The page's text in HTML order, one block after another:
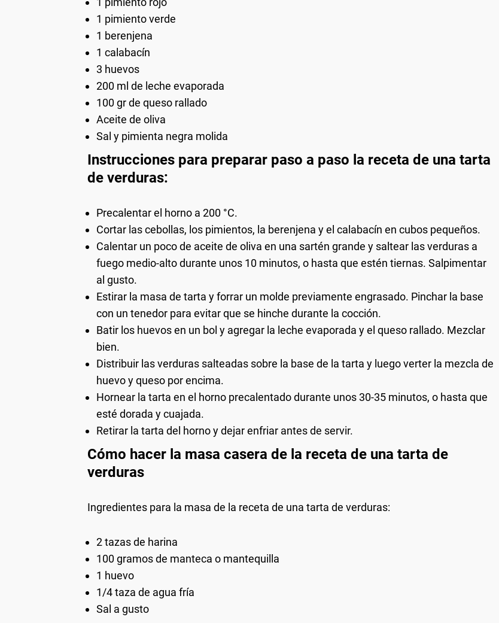
1 pimiento verde
1 berenjena
1 calabacín
3 huevos
200 ml de leche evaporada
100 gr de queso rallado
Aceite de oliva
Sal y pimienta negra molida
Instrucciones para preparar paso a paso la receta de una tarta
de verduras:
Precalentar el horno a 200 °C.
Cortar las cebollas, los pimientos, la berenjena y el calabacín en cubos pequeños.
Calentar un poco de aceite de oliva en una sartén grande y saltear las verduras a
fuego medio-alto durante unos 10 minutos, o hasta que estén tiernas. Salpimentar
al gusto.
Estirar la masa de tarta y forrar un molde previamente engrasado. Pinchar la base
con un tenedor para evitar que se hinche durante la cocción.
Batir los huevos en un bol y agregar la leche evaporada y el queso rallado. Mezclar
bien.
Distribuir las verduras salteadas sobre la base de la tarta y luego verter la mezcla de
huevo y queso por encima.
Hornear la tarta en el horno precalentado durante unos 30-35 minutos, o hasta que
esté dorada y cuajada.
Retirar la tarta del horno y dejar enfriar antes de servir.
Cómo hacer la masa casera de la receta de una tarta de
verduras
Ingredientes para la masa de la receta de una tarta de verduras:
2 tazas de harina
100 gramos de manteca o mantequilla
1 huevo
1/4 taza de agua fría
Sal a gusto